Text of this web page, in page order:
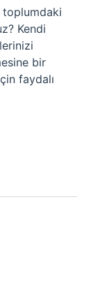
toplumdaki
Kendi
bir
faydalı